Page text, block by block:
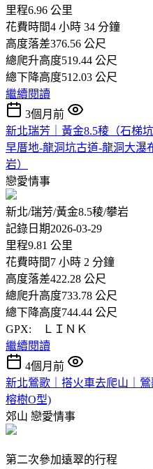
里程6.96 公里
花費時間4 小時 34 分鐘
高度落差376.56 公尺
總爬升高度519.44 公尺
總下降高度512.03 公尺
繼續閱讀
3個月前
新北瑞芳｜黃金8.5稜（石梯
早厝地-龍洞坑古道-龍洞大瀑
岩）
戀愛情事
新北/瑞芳/黃金8.5稜/攀岩
記錄日期2026-03-29
里程9.81 公里
花費時間7 小時 2 分鐘
高度落差422.28 公尺
總爬升高度733.78 公尺
總下降高度744.44 公尺
GPX: ＬＩＮＫ
繼續閱讀
4個月前
新北鶯歌｜搭火車去爬山｜
榕樹O型)
郊山 戀愛情事
第二次參加遠翠的行程